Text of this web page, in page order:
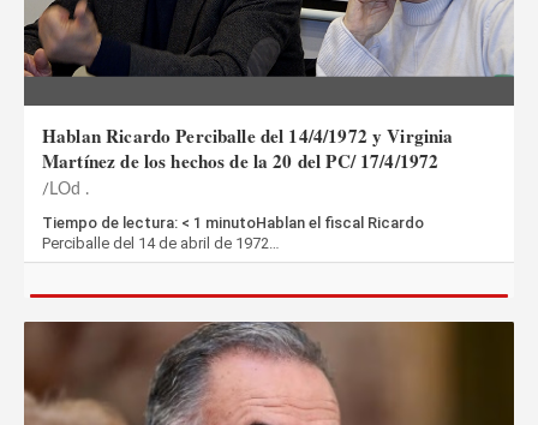
Hablan Ricardo Perciballe del 14/4/1972 y Virginia
Martínez de los hechos de la 20 del PC/ 17/4/1972
LOd .
Tiempo de lectura: < 1 minutoHablan el fiscal Ricardo
Perciballe del 14 de abril de 1972…